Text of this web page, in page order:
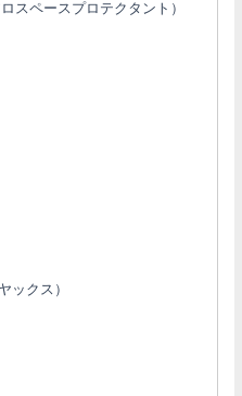
スペースプロテクタント）
ックス）